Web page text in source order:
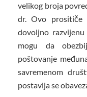
velikog broja
dr. Ovo prositiče
dovoljno
mogu da
poštovanje
savremenom
postavlja se